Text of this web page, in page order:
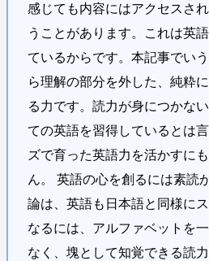
感じても内容にはアクセスさ
うことがあります。これは英
ているからです。本記事でい
ら理解の部分を外した、純粋
る力です。読力が身につかな
ての英語を習得しているとは
ズで育った英語力を活かすに
ん。 英語の心を創るには素読
論は、英語も日本語と同様に
なるには、アルファベットを
なく、塊として知覚できる読